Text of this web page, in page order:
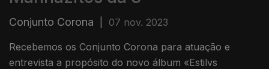
Conjunto Corona 07 nov. 2023
Recebemos os Conjunto Corona para atuação e
entrevista a propósito do novo álbum «Estilvs